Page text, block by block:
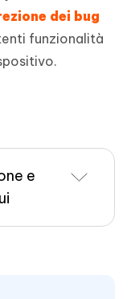
dei bug
funzionalità
e